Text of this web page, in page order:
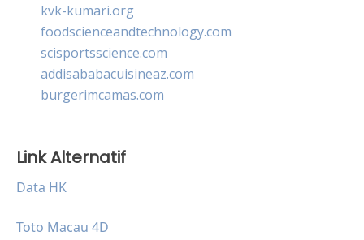
kvk-kumari.org
foodscienceandtechnology.com
scisportsscience.com
addisababacuisineaz.com
burgerimcamas.com
Link Alternatif
Data HK
Toto Macau 4D